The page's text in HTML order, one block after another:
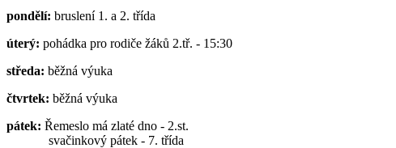
pondělí: bruslení 1. a 2. třída
úterý: pohádka pro rodiče žáků 2.tř. - 15:30
středa: běžná výuka
čtvrtek: běžná výuka
pátek: Řemeslo má zlaté dno - 2.st.
svačinkový pátek - 7. třída